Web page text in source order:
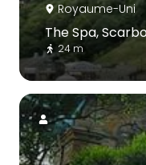
Royaume-Uni
The Spa,
24 m